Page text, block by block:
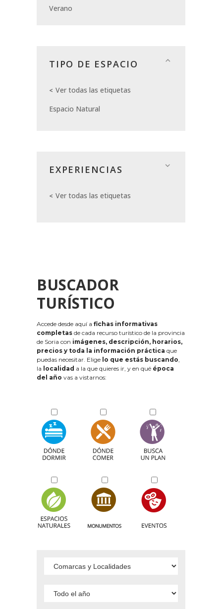
Verano
TIPO DE ESPACIO
Ver todas las etiquetas
Espacio Natural
EXPERIENCIAS
Ver todas las etiquetas
BUSCADOR
TURÍSTICO
Accede desde aquí a fichas informativas
completas de cada recurso turístico de la provincia
de Soria con imágenes, descripción, horarios,
precios y toda la información práctica que
puedas necesitar. Elige lo que estás buscando,
la localidad a la que quieres ir, y en qué época
del año vas a vistarnos: